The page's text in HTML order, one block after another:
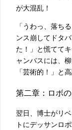
が大混乱！
「うわっ、落ち
ンス崩してドタ
た！」と慌てて
ャンバスには、
「芸術的！」と高
第二章：ロボ
翌日、博士がリ
トにデッサンロ